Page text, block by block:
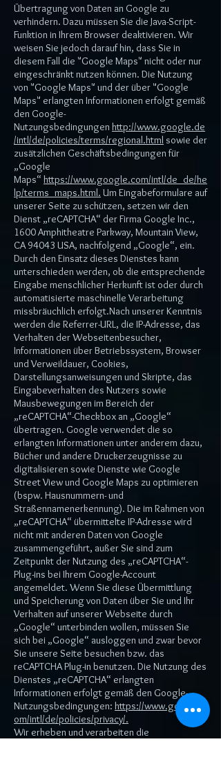
Übertragung von Daten an Google zu
verhindern. Dazu müssen Sie die Java-Script-
Funktion in Ihrem Browser deaktivieren. Wir
weisen Sie jedoch darauf hin, dass Sie in
diesem Fall die "Google Maps" nicht oder nur
eingeschränkt nutzen können. Die Nutzung
von "Google Maps" und der über "Google
Maps" erlangten Informationen erfolgt gemäß
den Google-
Nutzungsbedingungen http://www.google.de
/intl/de/policies/terms/regional.html sowie der
zusätzlichen Geschäftsbedingungen für
„Google
Maps“ https://www.google.com/intl/de_de/he
lp/terms_maps.html. Um Eingabeformulare auf
unserer Seite zu schützen, setzen wir den
Dienst „reCAPTCHA“ der Firma Google Inc.,
1600 Amphitheatre Parkway, Mountain View,
CA 94043 USA, nachfolgend „Google“, ein.
Durch den Einsatz dieses Dienstes kann
unterschieden werden, ob die entsprechende
Eingabe menschlicher Herkunft ist oder durch
automatisierte maschinelle Verarbeitung
missbräuchlich erfolgt.Nach unserer Kenntnis
werden die Referrer-URL, die IP-Adresse, das
Verhalten der Webseitenbesucher,
Informationen über Betriebssystem, Browser
und Verweildauer, Cookies,
Darstellungsanweisungen und Skripte, das
Eingabeverhalten des Nutzers sowie
Mausbewegungen im Bereich der
„reCAPTCHA“-Checkbox an „Google“
übertragen. Google verwendet die so
erlangten Informationen unter anderem dazu,
Bücher und andere Druckerzeugnisse zu
digitalisieren sowie Dienste wie Google
Street View und Google Maps zu optimieren
(bspw. Hausnummern- und
Straßennamenerkennung). Die im Rahmen von
„reCAPTCHA“ übermittelte IP-Adresse wird
nicht mit anderen Daten von Google
zusammengeführt, außer Sie sind zum
Zeitpunkt der Nutzung des „reCAPTCHA“-
Plug-ins bei Ihrem Google-Account
angemeldet. Wenn Sie diese Übermittlung
und Speicherung von Daten über Sie und Ihr
Verhalten auf unserer Webseite durch
„Google“ unterbinden wollen, müssen Sie
sich bei „Google“ ausloggen und zwar bevor
Sie unsere Seite besuchen bzw. das
reCAPTCHA Plug-in benutzen. Die Nutzung des
Dienstes „reCAPTCHA“ erlangten
Informationen erfolgt gemäß den Google-
Nutzungsbedingungen: https://www.google.c
om/intl/de/policies/privacy/.
Wir erheben und verarbeiten die